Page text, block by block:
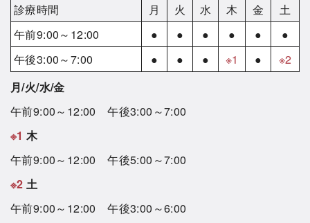
診療時間 月 火 水 木 金
土
午前9:00～12:00
● ● ● ● ●
●
午後3:00～7:00
● ● ● ※1 ●
※2
月/火/水/金
午前9:00～12:00 午後3:00～7:00
※1 木
午前9:00～12:00 午後5:00～7:00
※2 土
午前9:00～12:00 午後3:00～6:00